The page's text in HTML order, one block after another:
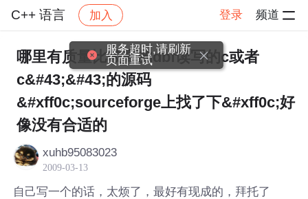
C++ 语言 加入 登录 频道
社区 C++ 语言 帖子详情
哪里有质量比较高的dbf读写的c或者
c&#43;&#43;的源码
&#xff0c;sourceforge上找了下&#xff0c;好
像没有合适的
xuhb95083023
2009-03-13
自己写一个的话，太烦了，最好有现成的，拜托了
服务超时,请刷新
页面重试